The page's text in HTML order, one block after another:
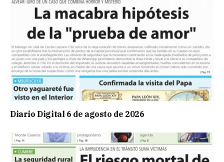
Diario Digital 6 de agosto de 2026